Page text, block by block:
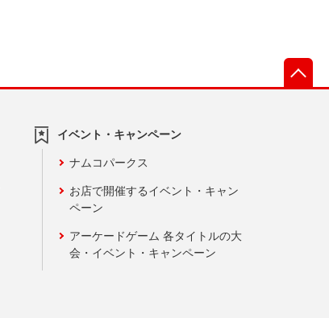
イベント・キャンペーン
ナムコパークス
お店で開催するイベント・キャン
ペーン
アーケードゲーム 各タイトルの大
会・イベント・キャンペーン